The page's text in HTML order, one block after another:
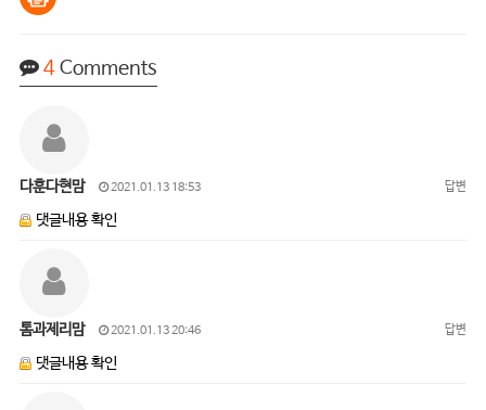
4Comments
다훈다현맘 2021.01.13 18:53 답변
댓글내용 확인
톰과제리맘 2021.01.13 20:46 답변
댓글내용 확인